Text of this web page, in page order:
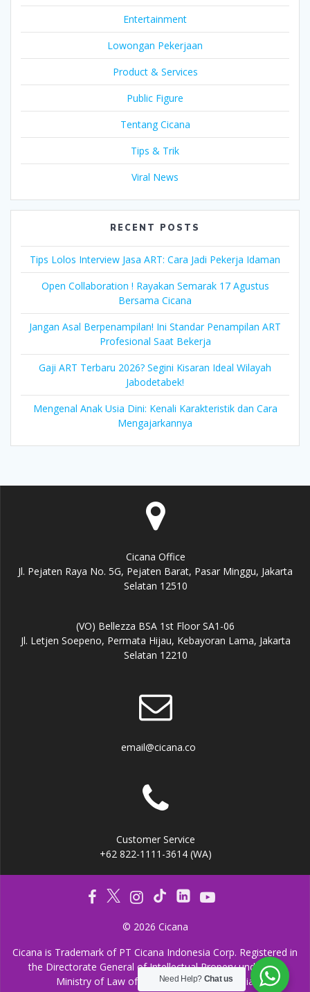
Entertainment
Lowongan Pekerjaan
Product & Services
Public Figure
Tentang Cicana
Tips & Trik
Viral News
RECENT POSTS
Tips Lolos Interview Jasa ART: Cara Jadi Pekerja Idaman
Open Collaboration ! Rayakan Semarak 17 Agustus
Bersama Cicana
Jangan Asal Berpenampilan! Ini Standar Penampilan ART
Profesional Saat Bekerja
Gaji ART Terbaru 2026? Segini Kisaran Ideal Wilayah
Jabodetabek!
Mengenal Anak Usia Dini: Kenali Karakteristik dan Cara
Mengajarkannya
Cicana Office
Jl. Pejaten Raya No. 5G, Pejaten Barat, Pasar Minggu, Jakarta
Selatan 12510
(VO) Bellezza BSA 1st Floor SA1-06
Jl. Letjen Soepeno, Permata Hijau, Kebayoran Lama, Jakarta
Selatan 12210
email@cicana.co
Customer Service
+62 822-1111-3614 (WA)
© 2026 Cicana
Cicana is Trademark of PT Cicana Indonesia Corp. Registered in
the Directorate General of Intellectual Propery under the
Ministry of Law of the Republic of Indonesia
Need Help? Chat us